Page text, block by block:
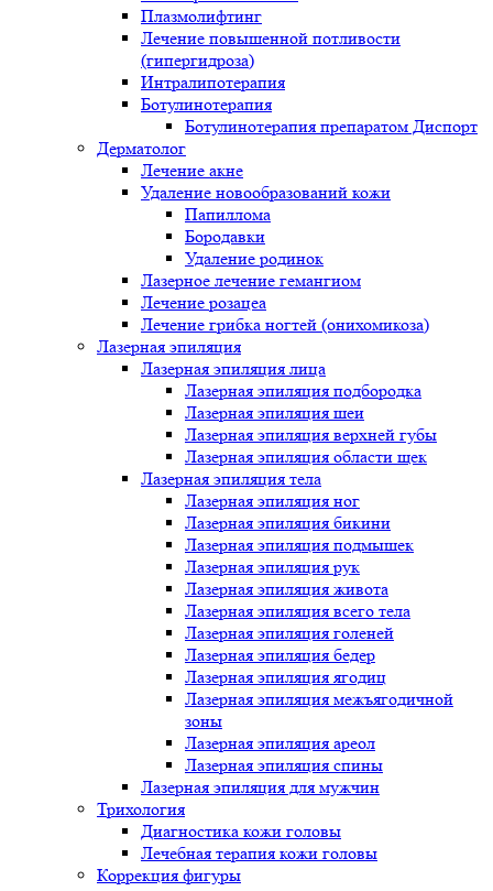
Плазмолифтинг
Лечение повышенной потливости
(гипергидроза)
Интралипотерапия
Ботулинотерапия
Ботулинотерапия препаратом Диспорт
Дерматолог
Лечение акне
Удаление новообразований кожи
Папиллома
Бородавки
Удаление родинок
Лазерное лечение гемангиом
Лечение розацеа
Лечение грибка ногтей (онихомикоза)
Лазерная эпиляция
Лазерная эпиляция лица
Лазерная эпиляция подбородка
Лазерная эпиляция шеи
Лазерная эпиляция верхней губы
Лазерная эпиляция области щек
Лазерная эпиляция тела
Лазерная эпиляция ног
Лазерная эпиляция бикини
Лазерная эпиляция подмышек
Лазерная эпиляция рук
Лазерная эпиляция живота
Лазерная эпиляция всего тела
Лазерная эпиляция голеней
Лазерная эпиляция бедер
Лазерная эпиляция ягодиц
Лазерная эпиляция межъягодичной
зоны
Лазерная эпиляция ареол
Лазерная эпиляция спины
Лазерная эпиляция для мужчин
Трихология
Диагностика кожи головы
Лечебная терапия кожи головы
Коррекция фигуры